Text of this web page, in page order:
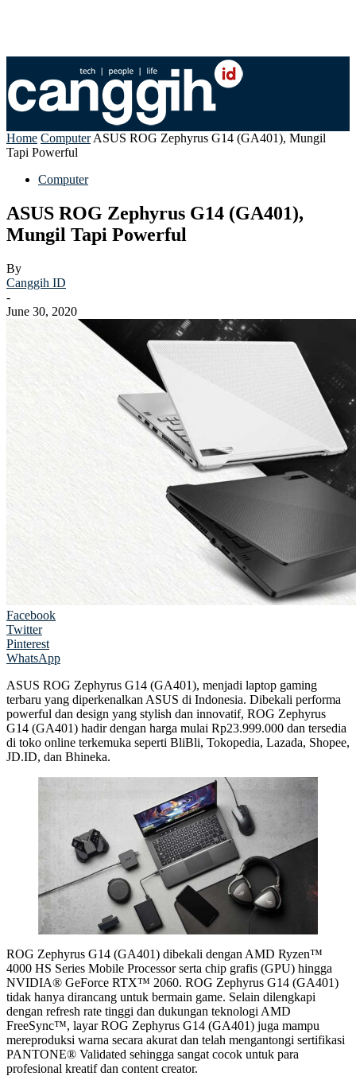
Home Computer ASUS ROG Zephyrus G14 (GA401), Mungil
Tapi Powerful
Computer
ASUS ROG Zephyrus G14 (GA401),
Mungil Tapi Powerful
By
Canggih ID
-
June 30, 2020
Facebook
Twitter
Pinterest
WhatsApp
ASUS ROG Zephyrus G14 (GA401), menjadi laptop gaming
terbaru yang diperkenalkan ASUS di Indonesia. Dibekali performa
powerful dan design yang stylish dan innovatif, ROG Zephyrus
G14 (GA401) hadir dengan harga mulai Rp23.999.000 dan tersedia
di toko online terkemuka seperti BliBli, Tokopedia, Lazada, Shopee,
JD.ID, dan Bhineka.
ROG Zephyrus G14 (GA401) dibekali dengan AMD Ryzen™
4000 HS Series Mobile Processor serta chip grafis (GPU) hingga
NVIDIA® GeForce RTX™ 2060. ROG Zephyrus G14 (GA401)
tidak hanya dirancang untuk bermain game. Selain dilengkapi
dengan refresh rate tinggi dan dukungan teknologi AMD
FreeSync™, layar ROG Zephyrus G14 (GA401) juga mampu
mereproduksi warna secara akurat dan telah mengantongi sertifikasi
PANTONE® Validated sehingga sangat cocok untuk para
profesional kreatif dan content creator.